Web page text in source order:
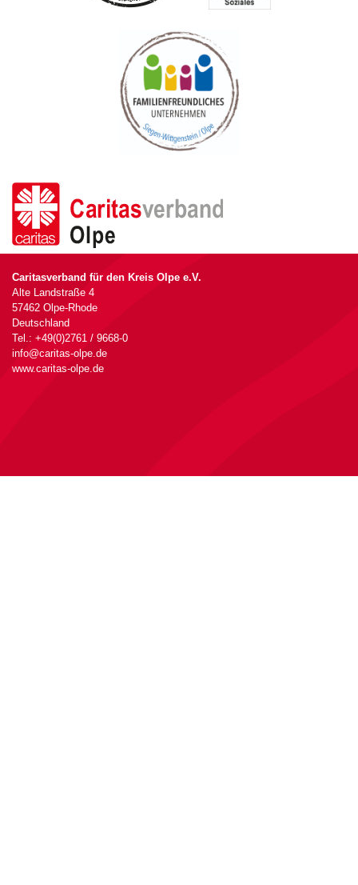
Caritasverband für den Kreis Olpe e.V.
Alte Landstraße 4
57462 Olpe-Rhode
Deutschland
Tel.: +49(0)2761 / 9668-0
info@caritas-olpe.de
www.caritas-olpe.de